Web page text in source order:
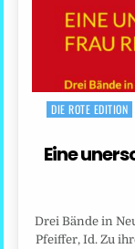
Posted
DIE ROTE EDITION
Eine
Drei Bände in
Pfeiffer, Id. Zu